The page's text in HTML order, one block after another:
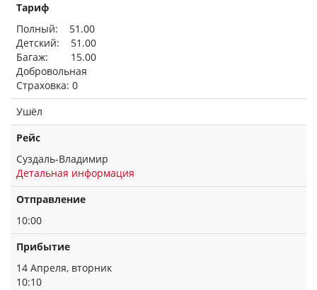
Тариф
Полный: 51.00
Детский: 51.00
Багаж: 15.00
Добровольная
Страховка: 0
Ушёл
Рейс
Суздаль-Владимир
Детальная информация
Отправление
10:00
Прибытие
14 Апреля, вторник
10:10